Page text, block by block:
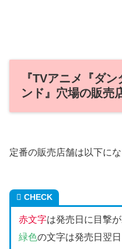
『TVアニメ『ダ
ンド』穴場の販売
定番の販売店舗は以下にな
CHECK
赤文字は発売日に目撃が
緑色の文字は発売日翌